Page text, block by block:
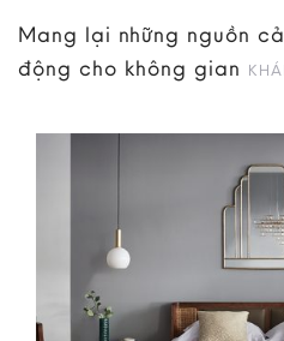
Mang lại những nguồn
động cho không gian